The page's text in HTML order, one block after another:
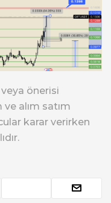
önerisi
alım satım
karar verirken